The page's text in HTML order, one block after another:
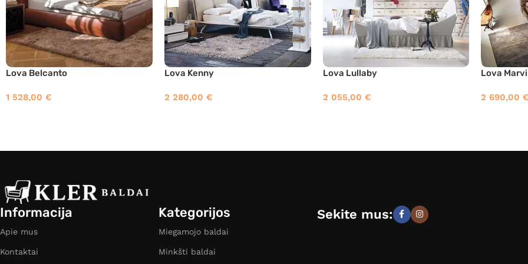
Lova Belcanto
1 528,00 €
Lova Kenny
2 280,00 €
Lova Lullaby
2 055,00 €
Lova
2 690,00
Informacija
Apie mus
Kontaktai
Kategorijos
Miegamojo baldai
Minkšti baldai
Sekite mus: